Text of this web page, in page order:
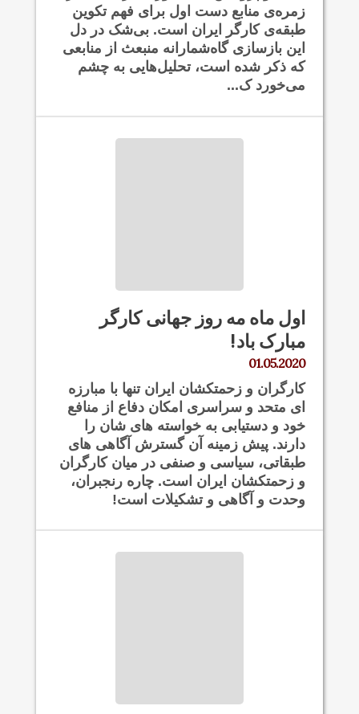
زمره‌ی منابع دست اول برای فهم تکوین
طبقه‌ی کارگر ایران است. بی‌شک در دل
این بازسازی گاه‌شمارانه منبعث از منابعی
که ذکر شده است، تحلیل‌هایی به چشم
می‌خورد ک...
اول ماه مه روز جهانی کارگر
مبارک باد!
01.05.2020
کارگران و زحمتکشان ایران تنها با مبارزه
ای متحد و سراسری امکان دفاع از منافع
خود و دستیابی به خواسته های شان را
دارند. پیش زمینه آن گسترش آگاهی های
طبقاتی، سیاسی و صنفی در میان کارگران
و زحمتکشان ایران است. چاره رنجبران،
وحدت و آگاهی و تشکیلات است!